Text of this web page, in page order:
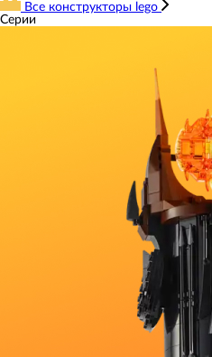
Все конструкторы lego
Серии